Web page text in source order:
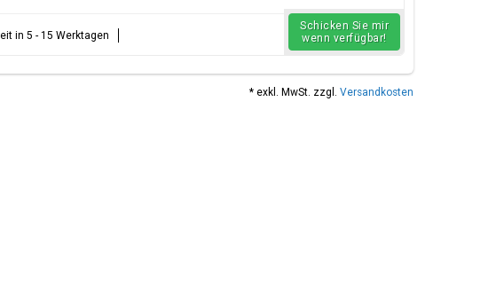
in 5 - 15 Werktagen
Schicken Sie mir
wenn verfügbar!
* exkl. MwSt. zzgl. Versandkosten